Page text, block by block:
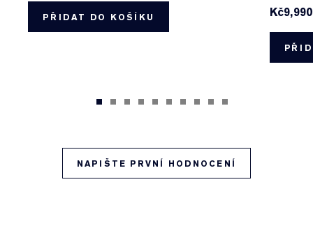
PŘIDAT DO KOŠÍKU
NAPIŠTE PRVNÍ HODNOCENÍ